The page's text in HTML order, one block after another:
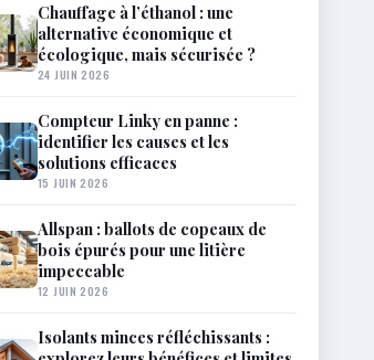
Chauffage à l’éthanol : une
alternative économique et
écologique, mais sécurisée ?
24 JUIN 2026
Compteur Linky en panne :
identifier les causes et les
solutions efficaces
15 JUIN 2026
Allspan : ballots de copeaux de
bois épurés pour une litière
impeccable
12 JUIN 2026
Isolants minces réfléchissants :